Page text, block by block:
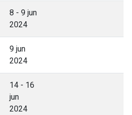
8 - 9 jun
2024
9 jun
2024
14 - 16
jun
2024